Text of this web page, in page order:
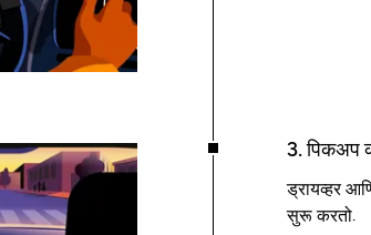
3. पिकअप
ड्रायव्हर
सुरू करतो.